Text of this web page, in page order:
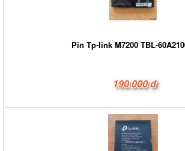
Pin Tp-link M7200 TBL-
190.000 đ